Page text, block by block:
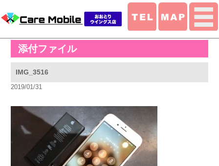
添付ファイル
IMG_3516
2019/01/31